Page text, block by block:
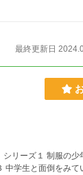
最終更新日
リーズ１ 制服の
中学生と面倒をみて